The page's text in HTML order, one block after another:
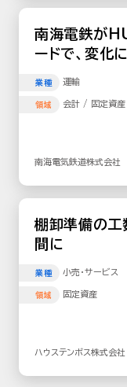
南海電鉄が
ードで、変化
業種 運輸
領域 会計 / 固定資産
南海電気鉄道株式会社
棚卸準備の工
間に
業種 小売･サービス
領域 固定資産
ハウステンボス株式会社